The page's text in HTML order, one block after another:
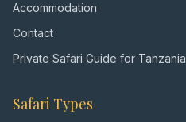
Accommodation
Contact
Private Safari Guide for Tanzania
Safari Types